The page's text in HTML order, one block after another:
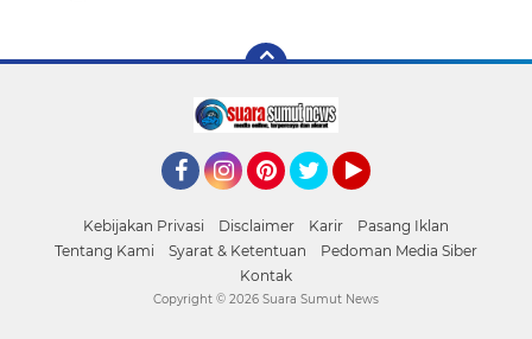
Kebijakan Privasi Disclaimer Karir
Pasang Iklan
Tentang Kami
Syarat & Ketentuan
Pedoman Media Siber
Kontak
Copyright © 2026 Suara Sumut News